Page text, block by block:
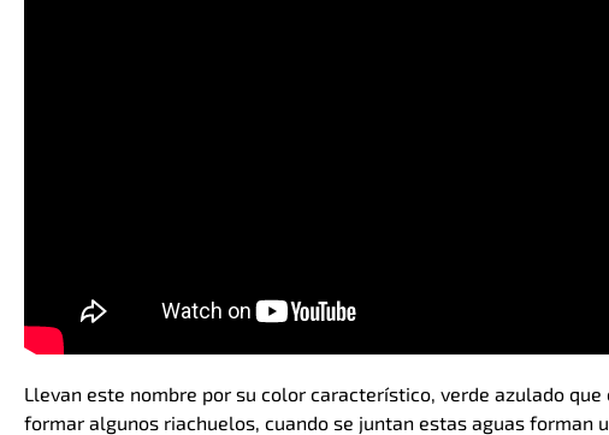
Llevan este nombre por su color característico, verde azulado
formar algunos riachuelos, cuando se juntan estas aguas